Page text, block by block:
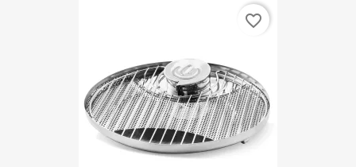
favorite_border